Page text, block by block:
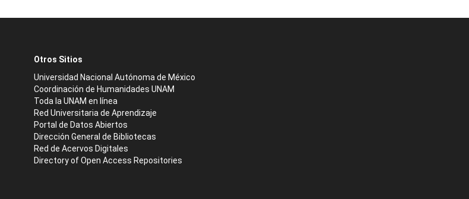
Otros Sitios
Universidad Nacional Autónoma de México
Coordinación de Humanidades UNAM
Toda la UNAM en línea
Red Universitaria de Aprendizaje
Portal de Datos Abiertos
Dirección General de Bibliotecas
Red de Acervos Digitales
Directory of Open Access Repositories